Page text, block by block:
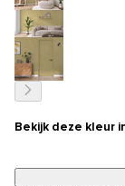
Bekijk deze kleur